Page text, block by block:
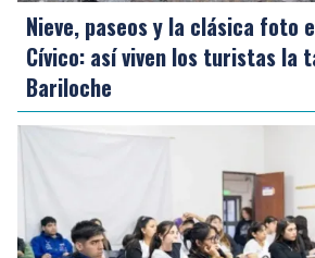
Nieve, paseos y la clásica foto
Cívico: así viven los turistas la
Bariloche